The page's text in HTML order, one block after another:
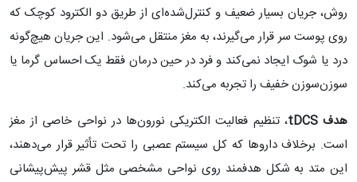
روش، جریان بسیار ضعیف و کنترل‌شده‌ای از طریق دو الکترود کوچک که
روی پوست سر قرار می‌گیرند، به مغز منتقل می‌شود. این جریان هیچ‌گونه
درد یا شوک ایجاد نمی‌کند و فرد در حین درمان فقط یک احساس گرما یا
سوزن‌سوزن خفیف را تجربه می‌کند.
هدفtDCS، تنظیم فعالیت الکتریکی نورون‌ها در نواحی خاصی از مغز
است. برخلاف داروها که کل سیستم عصبی را تحت تأثیر قرار می‌دهند،
این متد به شکل هدفمند روی نواحی مشخصی مثل قشر پیش‌پیشانی